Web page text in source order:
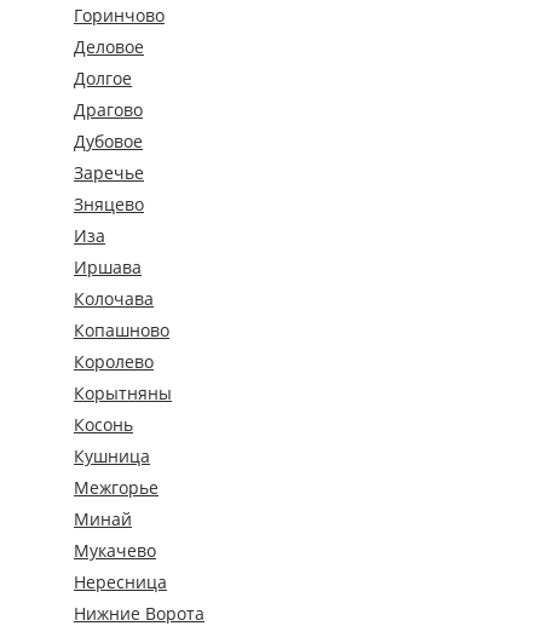
Горинчово
Деловое
Долгое
Драгово
Дубовое
Заречье
Зняцево
Иза
Иршава
Колочава
Копашново
Королево
Корытняны
Косонь
Кушница
Межгорье
Минай
Мукачево
Нересница
Нижние Ворота